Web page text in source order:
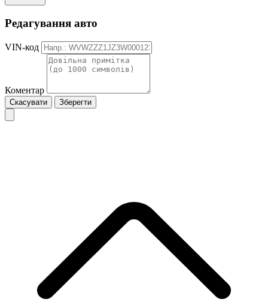
Редагування авто
VIN-код
Коментар
Скасувати Зберегти